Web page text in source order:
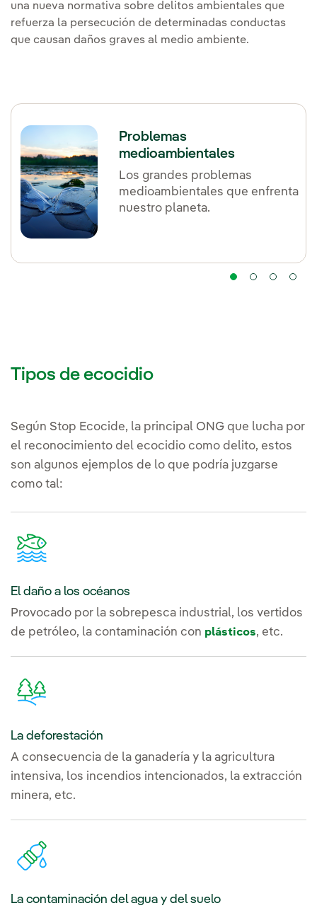
una nueva normativa sobre delitos ambientales que
refuerza la persecución de determinadas conductas
que causan daños graves al medio ambiente.
Problemas
medioambientales
Los grandes problemas
medioambientales que enfrenta
nuestro planeta.
Tipos de ecocidio
Según Stop Ecocide, la principal ONG que lucha por
el reconocimiento del ecocidio como delito, estos
son algunos ejemplos de lo que podría juzgarse
como tal:
El daño a los océanos
Provocado por la sobrepesca industrial, los vertidos
de petróleo, la contaminación con plásticos, etc.
La deforestación
A consecuencia de la ganadería y la agricultura
intensiva, los incendios intencionados, la extracción
minera, etc.
La contaminación del agua y del suelo